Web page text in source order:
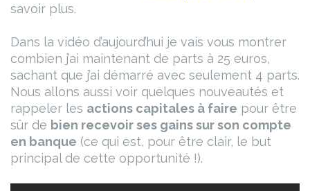
savoir plus.
Dans la vidéo d’aujourd’hui je vais vous montrer
combien j’ai maintenant de parts à 25 euros,
sachant que j’ai démarré avec seulement 4 parts.
Nous allons aussi voir quelques nouveautés et
rappeler les actions capitales à faire pour être
sûr de bien recevoir ses gains sur son compte
en banque (ce qui est, pour être clair, le but
principal de cette opportunité !).